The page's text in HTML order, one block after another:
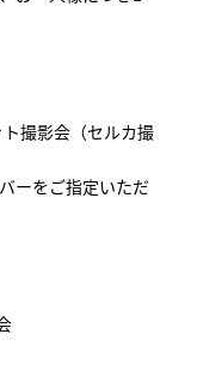
撮影会（セルカ撮
ーをご指定いただ